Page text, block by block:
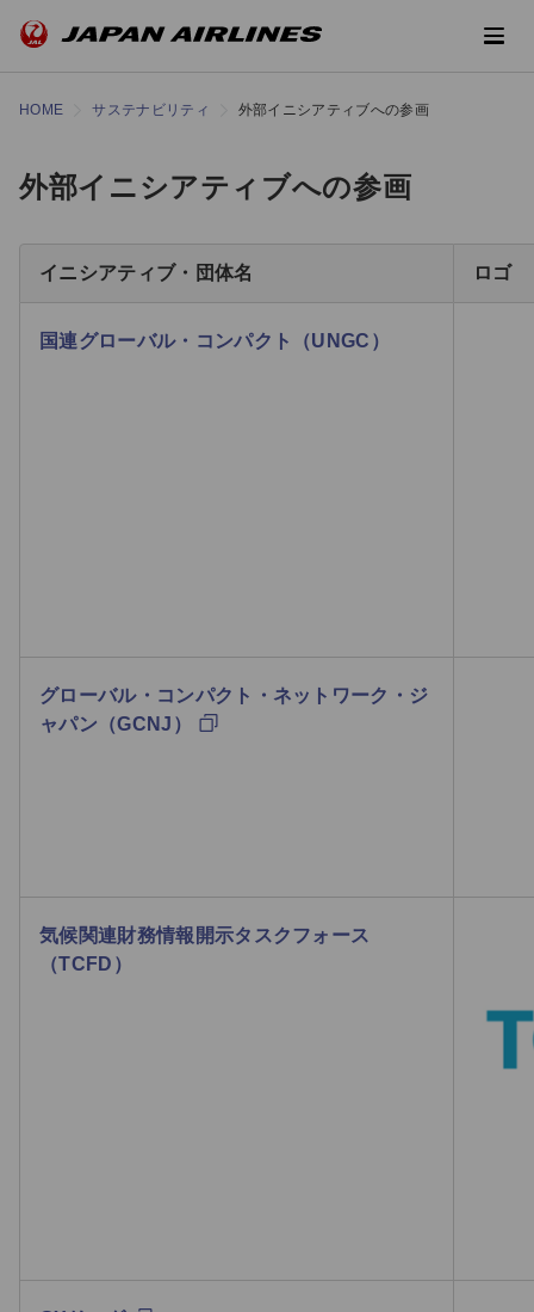
HOME サステナビリティ 外部イニシアティブへの参画
外部イニシアティブへの参画
イニシアティブ・団体名 ロゴ
国連グローバル・コンパクト（UNGC）
グローバル・コンパクト・ネットワーク・ジ
ャパン（GCNJ）
気候関連財務情報開示タスクフォース
（TCFD）